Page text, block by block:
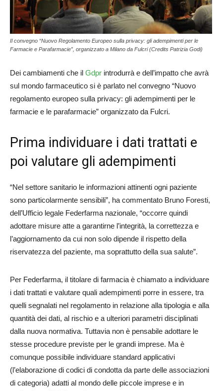
Il convegno “Nuovo Regolamento Europeo sulla privacy: gli adempimenti per le
Farmacie e Parafarmacie”, organizzato a Milano da Fulcri (Credits Patrizia Godi)
Dei cambiamenti che il Gdpr introdurrà e dell’impatto che avrà
sul mondo farmaceutico si è parlato nel convegno “Nuovo
regolamento europeo sulla privacy: gli adempimenti per le
farmacie e le parafarmacie” organizzato da Fulcri.
Prima individuare i dati trattati e
poi valutare gli adempimenti
“Nel settore sanitario le informazioni attinenti ogni paziente
sono particolarmente sensibili”, ha commentato Bruno Foresti,
dell’Ufficio legale Federfarma nazionale, “occorre quindi
adottare misure atte a garantirne l’integrità, la correttezza e
l’aggiornamento da cui non solo dipende il rispetto della
riservatezza del paziente, ma soprattutto della sua salute”.
Per Federfarma, il titolare di farmacia è chiamato a individuare
i dati trattati e valutare quali adempimenti porre in essere, tra
quelli segnalati nel regolamento in relazione alla tipologia e alla
quantità dei dati, al rischio e a ulteriori parametri disciplinati
dalla nuova normativa. Tuttavia non è pensabile adottare le
stesse procedure previste per le grandi imprese. Ma è
comunque possibile individuare standard applicativi
(l’elaborazione di codici di condotta da parte delle associazioni
di categoria) adatti al mondo delle piccole imprese e in